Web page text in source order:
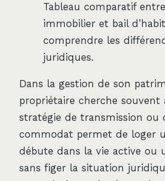
Tableau comparatif
immobilier et bail
comprendre les
juridiques.
Dans la gestion de son
propriétaire cherche
stratégie de transmission ou
commodat permet de loger
débute dans la vie active ou
sans figer la situation